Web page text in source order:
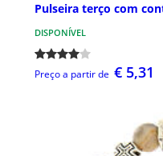
Pulseira terço com
DISPONÍVEL
Preço a partir de € 5,31